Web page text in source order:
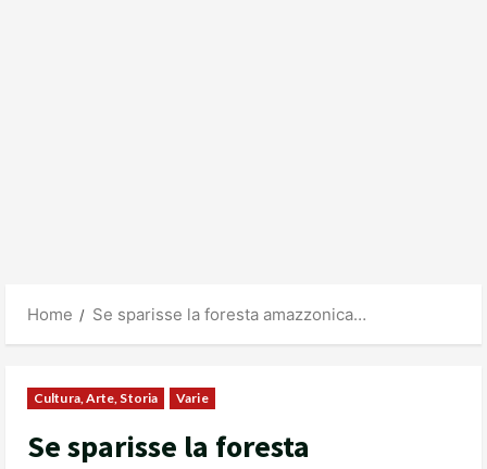
Home Se sparisse la foresta amazzonica…
Cultura, Arte, Storia Varie
Se sparisse la foresta